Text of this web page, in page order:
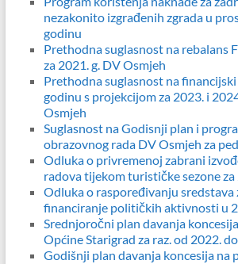
nezakonito izgrađenih zgrada u
godinu
Prethodna suglasnost na rebalans
za 2021. g. DV Osmjeh
Prethodna suglasnost na
godinu s projekcijom za 2023. i
Osmjeh
Suglasnost na Godisnji plan i
obrazovnog rada DV Osmjeh za
Odluka o privremenoj zabrani
radova tijekom turističke sezone za
Odluka o raspoređivanju sredstava
financiranje političkih aktivnosti u
Srednjoročni plan davanja
Općine Starigrad za raz. od 2022.
Godišnji plan davanja koncesija na